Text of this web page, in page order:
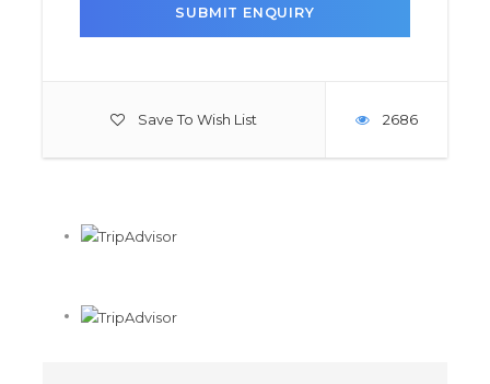
Save To Wish List 2686